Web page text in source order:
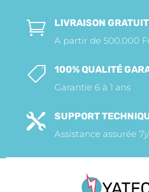

LIVRAISON
A partir de 500.000

100% QUALITÉ
Garantie 6 à 1 ans

SUPPORT
Assistance assurée